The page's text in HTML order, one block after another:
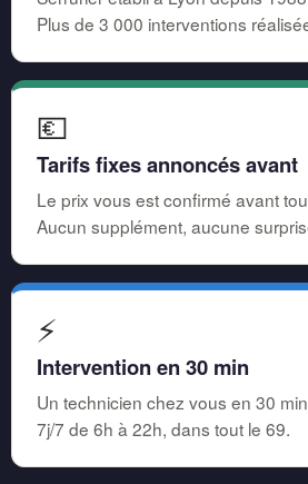
Plus de 3 000 interventions
💶
Tarifs fixes annoncés avant
Le prix vous est confirmé avant
Aucun supplément, aucune
⚡
Intervention en 30 min
Un technicien chez vous en 30
7j/7 de 6h à 22h, dans tout le 69.